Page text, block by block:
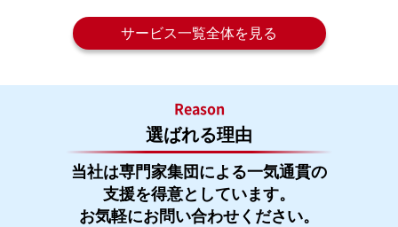
サービス一覧全体を見る
Reason
選ばれる理由
当社は専門家集団による一気通貫の
支援を得意としています。
お気軽にお問い合わせください。